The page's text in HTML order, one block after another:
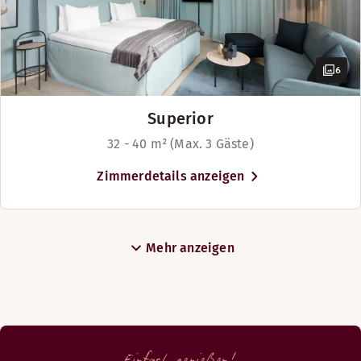
6
Superior
32 - 40 m² (Max. 3 Gäste)
Zimmerdetails anzeigen
Mehr anzeigen